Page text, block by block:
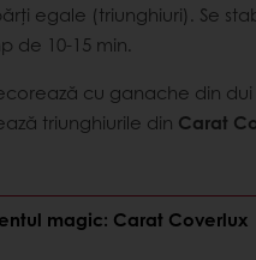
egale (triunghiuri). Se
de 10-15 min.
cu ganache din dui
triunghiurile din Carat
magic: Carat Coverlux